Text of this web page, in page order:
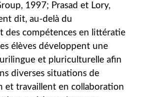
1997; Prasad et Lory,
dit, au-delà du
des compétences en littératie
élèves développent une
et pluriculturelle afin
diverses situations de
et travaillent en collaboration